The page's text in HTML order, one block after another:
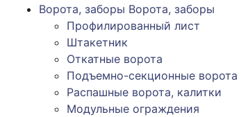
Ворота, заборы Ворота, заборы
Профилированный лист
Штакетник
Откатные ворота
Подъемно-секционные ворота
Распашные ворота, калитки
Модульные ограждения